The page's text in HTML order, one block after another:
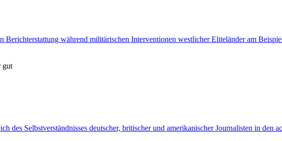
Berichterstattung während militärischen Interventionen westlicher Eliteländer am
gut
des Selbstverständnisses deutscher, britischer und amerikanischer Journalisten in den